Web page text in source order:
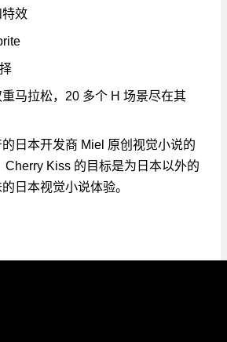
效
马拉松，20 多个 H 场景尽在其
日本开发商 Miel 原创视觉小说的
Cherry Kiss 的目标是为日本以外的
日本视觉小说体验。